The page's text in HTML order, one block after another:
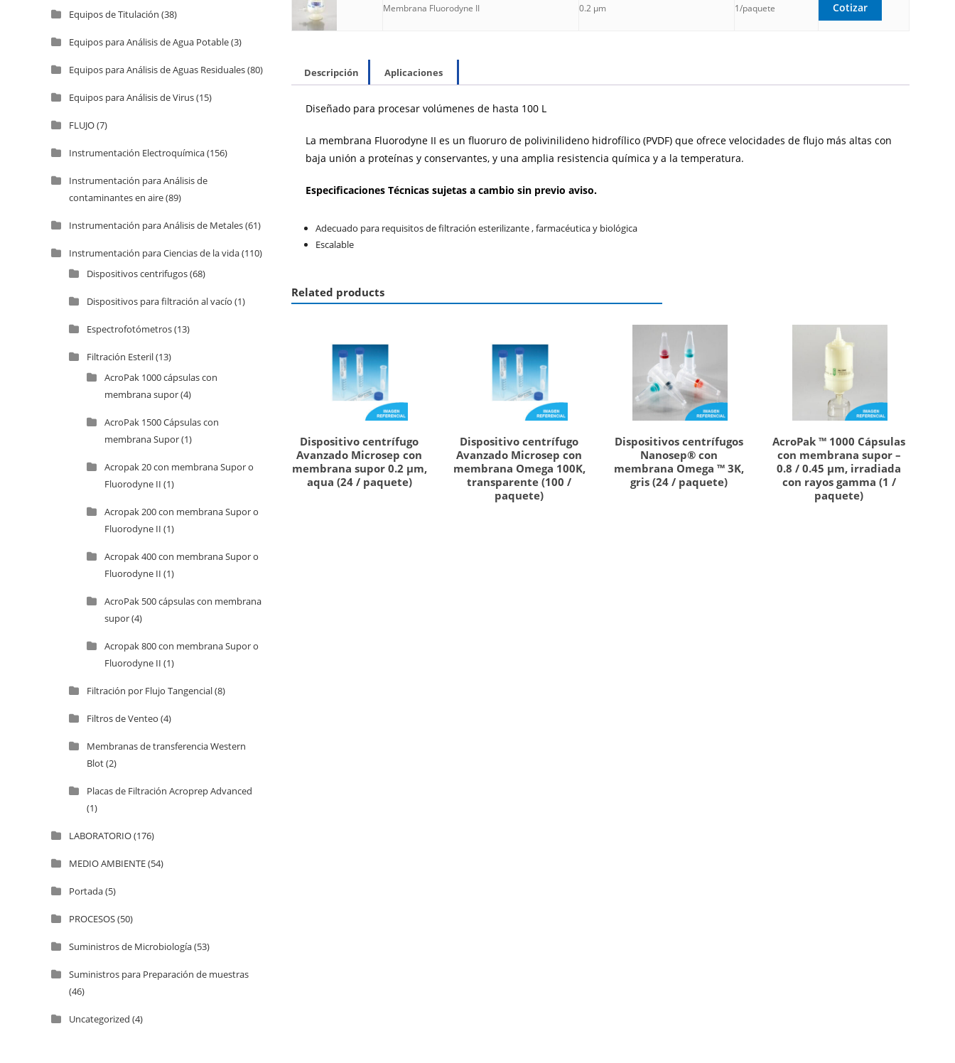
Membrana Fluorodyne II 0.2 µm 1/paquete Cotizar
Descripción Aplicaciones
Diseñado para procesar volúmenes de hasta 100 L
La membrana Fluorodyne II es un fluoruro de polivinilideno hidrofílico (PVDF) que ofrece velocidades de flujo más altas con
baja unión a proteínas y conservantes, y una amplia resistencia química y a la temperatura.
Especificaciones Técnicas sujetas a cambio sin previo aviso.
Adecuado para requisitos defiltración esterilizante, farmacéutica y biológica
Escalable
Related products
Dispositivo centrífugo
Avanzado Microsep con
membrana supor 0.2 µm,
aqua (24 / paquete)
Dispositivo centrífugo
Avanzado Microsep con
membrana Omega 100K,
transparente (100 /
paquete)
Dispositivos centrífugos
Nanosep® con
membrana Omega ™ 3K,
gris (24 / paquete)
AcroPak ™ 1000 Cápsulas
con membrana supor –
0.8 / 0.45 µm, irradiada
con rayos gamma (1 /
paquete)
Equipos de Titulación (38)
Equipos para Análisis de Agua Potable(3)
Equipos para Análisis de Aguas Residuales(80)
Equipos para Análisis de Virus(15)
FLUJO(7)
Instrumentación Electroquímica(156)
Instrumentación para Análisis de
contaminantes en aire(89)
Instrumentación para Análisis de Metales(61)
Instrumentación para Ciencias de la vida(110)
Dispositivos centrifugos(68)
Dispositivos para filtración al vacío (1)
Espectrofotómetros(13)
Filtración Esteril(13)
AcroPak 1000 cápsulas con
membrana supor(4)
AcroPak 1500 Cápsulas con
membrana Supor(1)
Acropak 20 con membrana Supor o
Fluorodyne II (1)
Acropak 200 con membrana Supor o
Fluorodyne II (1)
Acropak 400 con membrana Supor o
Fluorodyne II (1)
AcroPak 500 cápsulas con membrana
supor(4)
Acropak 800 con membrana Supor o
Fluorodyne II (1)
Filtración por Flujo Tangencial(8)
Filtros de Venteo (4)
Membranas de transferencia Western
Blot(2)
Placas de Filtración Acroprep Advanced
(1)
LABORATORIO(176)
MEDIO AMBIENTE(54)
Portada(5)
PROCESOS(50)
Suministros de Microbiología(53)
Suministros para Preparación de muestras
(46)
Uncategorized (4)